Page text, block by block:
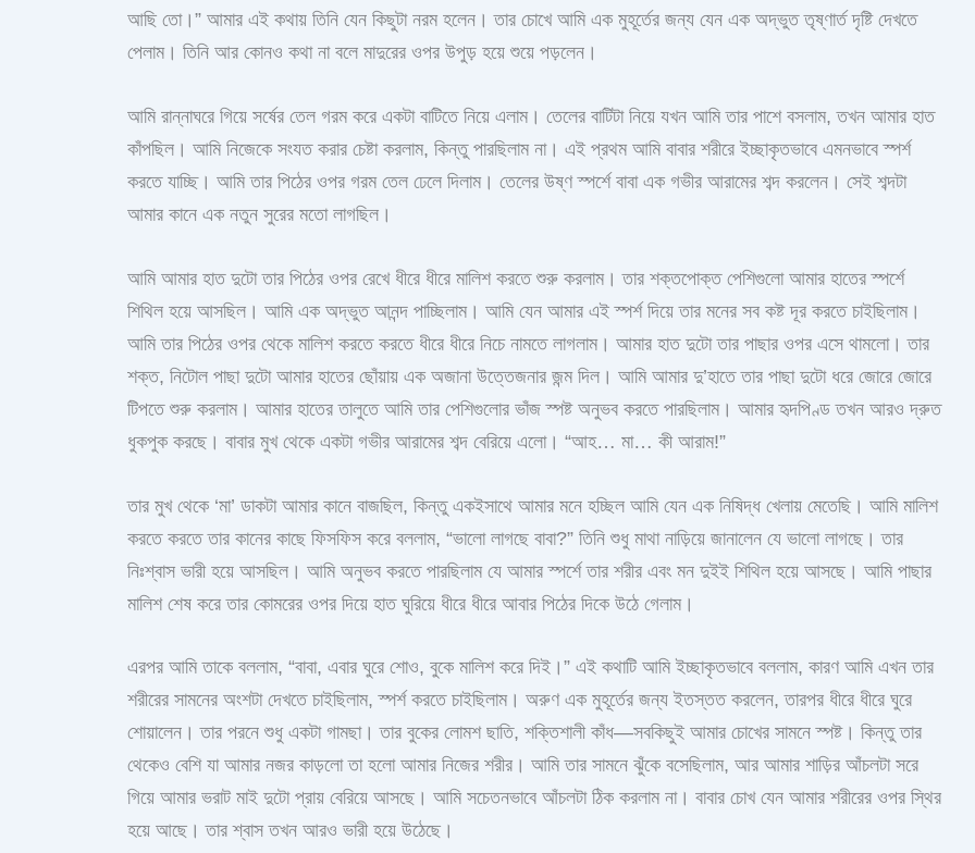
আছি তো।” আমার এই কথায় তিনি যেন কিছুটা নরম হলেন। তার চোখে আমি এক মুহূর্তের জন্য যেন এক অদ্ভুত তৃষ্ণার্ত দৃষ্টি দেখতে
পেলাম। তিনি আর কোনও কথা না বলে মাদুরের ওপর উপুড় হয়ে শুয়ে পড়লেন।
আমি রান্নাঘরে গিয়ে সর্ষের তেল গরম করে একটা বাটিতে নিয়ে এলাম। তেলের বাটিটা নিয়ে যখন আমি তার পাশে বসলাম, তখন আমার হাত
কাঁপছিল। আমি নিজেকে সংযত করার চেষ্টা করলাম, কিন্তু পারছিলাম না। এই প্রথম আমি বাবার শরীরে ইচ্ছাকৃতভাবে এমনভাবে স্পর্শ
করতে যাচ্ছি। আমি তার পিঠের ওপর গরম তেল ঢেলে দিলাম। তেলের উষ্ণ স্পর্শে বাবা এক গভীর আরামের শব্দ করলেন। সেই শব্দটা
আমার কানে এক নতুন সুরের মতো লাগছিল।
আমি আমার হাত দুটো তার পিঠের ওপর রেখে ধীরে ধীরে মালিশ করতে শুরু করলাম। তার শক্তপোক্ত পেশিগুলো আমার হাতের স্পর্শে
শিথিল হয়ে আসছিল। আমি এক অদ্ভুত আনন্দ পাচ্ছিলাম। আমি যেন আমার এই স্পর্শ দিয়ে তার মনের সব কষ্ট দূর করতে চাইছিলাম।
আমি তার পিঠের ওপর থেকে মালিশ করতে করতে ধীরে ধীরে নিচে নামতে লাগলাম। আমার হাত দুটো তার পাছার ওপর এসে থামলো। তার
শক্ত, নিটোল পাছা দুটো আমার হাতের ছোঁয়ায় এক অজানা উত্তেজনার জন্ম দিল। আমি আমার দু’হাতে তার পাছা দুটো ধরে জোরে জোরে
টিপতে শুরু করলাম। আমার হাতের তালুতে আমি তার পেশিগুলোর ভাঁজ স্পষ্ট অনুভব করতে পারছিলাম। আমার হৃদপিণ্ড তখন আরও দ্রুত
ধুকপুক করছে। বাবার মুখ থেকে একটা গভীর আরামের শব্দ বেরিয়ে এলো। “আহ… মা… কী আরাম!”
তার মুখ থেকে ‘মা’ ডাকটা আমার কানে বাজছিল, কিন্তু একইসাথে আমার মনে হচ্ছিল আমি যেন এক নিষিদ্ধ খেলায় মেতেছি। আমি মালিশ
করতে করতে তার কানের কাছে ফিসফিস করে বললাম, “ভালো লাগছে বাবা?” তিনি শুধু মাথা নাড়িয়ে জানালেন যে ভালো লাগছে। তার
নিঃশ্বাস ভারী হয়ে আসছিল। আমি অনুভব করতে পারছিলাম যে আমার স্পর্শে তার শরীর এবং মন দুইই শিথিল হয়ে আসছে। আমি পাছার
মালিশ শেষ করে তার কোমরের ওপর দিয়ে হাত ঘুরিয়ে ধীরে ধীরে আবার পিঠের দিকে উঠে গেলাম।
এরপর আমি তাকে বললাম, “বাবা, এবার ঘুরে শোও, বুকে মালিশ করে দিই।” এই কথাটি আমি ইচ্ছাকৃতভাবে বললাম, কারণ আমি এখন তার
শরীরের সামনের অংশটা দেখতে চাইছিলাম, স্পর্শ করতে চাইছিলাম। অরুণ এক মুহূর্তের জন্য ইতস্তত করলেন, তারপর ধীরে ধীরে ঘুরে
শোয়ালেন। তার পরনে শুধু একটা গামছা। তার বুকের লোমশ ছাতি, শক্তিশালী কাঁধ—সবকিছুই আমার চোখের সামনে স্পষ্ট। কিন্তু তার
থেকেও বেশি যা আমার নজর কাড়লো তা হলো আমার নিজের শরীর। আমি তার সামনে ঝুঁকে বসেছিলাম, আর আমার শাড়ির আঁচলটা সরে
গিয়ে আমার ভরাট মাই দুটো প্রায় বেরিয়ে আসছে। আমি সচেতনভাবে আঁচলটা ঠিক করলাম না। বাবার চোখ যেন আমার শরীরের ওপর স্থির
হয়ে আছে। তার শ্বাস তখন আরও ভারী হয়ে উঠেছে।